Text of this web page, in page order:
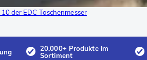
der EDC Taschenmesser
20.000+ Produkte im
Sortiment